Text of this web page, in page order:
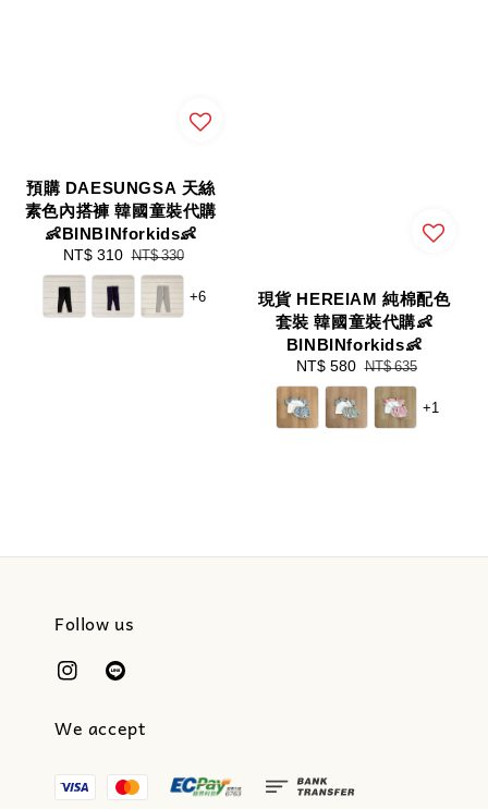
預購 DAESUNGSA 天絲
素色內搭褲 韓國童裝代購
👶BINBINforkids👶
Sale
price
NT$ 310 Regular
price
NT$ 330
+6
現貨 HEREIAM 純棉配色
套裝 韓國童裝代購👶
BINBINforkids👶
Sale
price
NT$ 580 Regular
price
NT$ 635
+1
Follow us
We accept